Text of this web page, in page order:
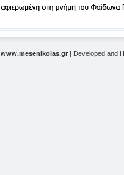
www.mesenikolas.gr | Developed and